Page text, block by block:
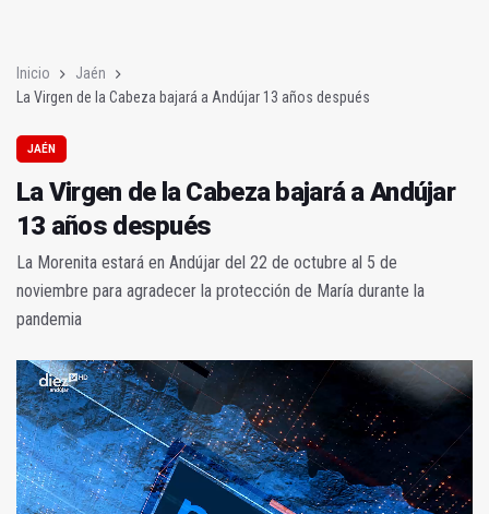
Inicio
Jaén
La Virgen de la Cabeza bajará a Andújar 13 años después
JAÉN
La Virgen de la Cabeza bajará a Andújar
13 años después
La Morenita estará en Andújar del 22 de octubre al 5 de
noviembre para agradecer la protección de María durante la
pandemia